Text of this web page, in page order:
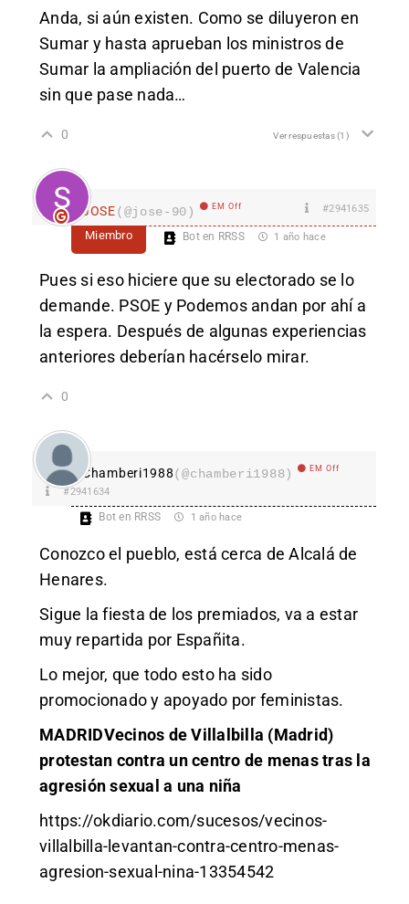
Anda, si aún existen. Como se diluyeron en
Sumar y hasta aprueban los ministros de
Sumar la ampliación del puerto de Valencia
sin que pase nada…
0 Ver respuestas(1)
JOSE(@jose-90) EM Off #2941635
Miembro Bot en RRSS 1 año hace
Pues si eso hiciere que su electorado se lo
demande. PSOE y Podemos andan por ahí a
la espera. Después de algunas experiencias
anteriores deberían hacérselo mirar.
0
Chamberi1988(@chamberi1988) EM Off
#2941634
Bot en RRSS 1 año hace
Conozco el pueblo, está cerca de Alcalá de
Henares.
Sigue la fiesta de los premiados, va a estar
muy repartida por Españita.
Lo mejor, que todo esto ha sido
promocionado y apoyado por feministas.
MADRIDVecinos de Villalbilla (Madrid)
protestan contra un centro de menas tras la
agresión sexual a una niña
https://okdiario.com/sucesos/vecinos-
villalbilla-levantan-contra-centro-menas-
agresion-sexual-nina-13354542